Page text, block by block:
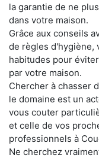
la garantie de ne
dans votre maison.
Grâce aux conseils
de règles d'hygiène,
habitudes pour
par votre maison.
Chercher à chasser
le domaine est un
vous couter
et celle de vos
professionnels à
Ne cherchez